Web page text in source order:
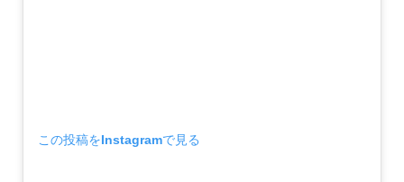
この投稿をInstagramで見る